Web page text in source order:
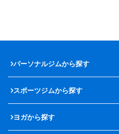
パーソナルジムから探す
スポーツジムから探す
ヨガから探す